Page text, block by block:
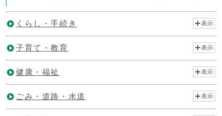
くらし・手続き 表示
子育て・教育 表示
健康・福祉 表示
ごみ・道路・水道 表示